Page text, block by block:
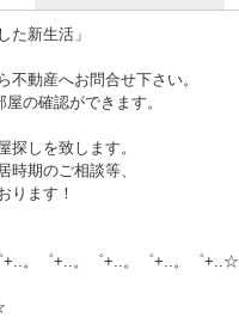
新生活」
動産へお問合せ下さい。
の確認ができます。
しを致します。
時期のご相談等、
ります！
゜+..。゜+..。゜+..。゜+..☆